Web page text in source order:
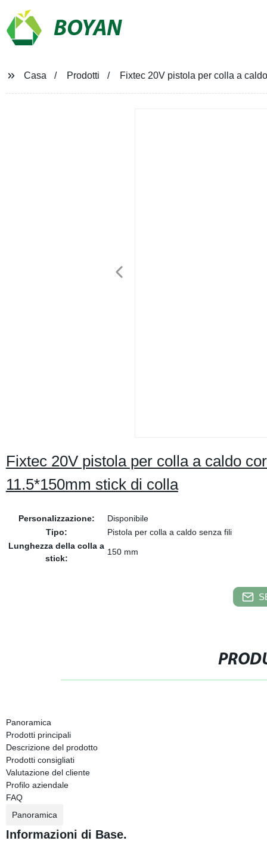
BOYAN
Casa Prodotti Fixtec 20V pistola per colla a
Fixtec 20V pistola per colla a caldo
11.5*150mm stick di colla
Personalizzazione:
Disponibile
Tipo:
Pistola per colla a caldo senza fili
Lunghezza della colla a
stick:
150 mm
Panoramica
Prodotti principali
Descrizione del prodotto
Prodotti consigliati
Valutazione del cliente
Profilo aziendale
FAQ
Panoramica
Informazioni di Base.